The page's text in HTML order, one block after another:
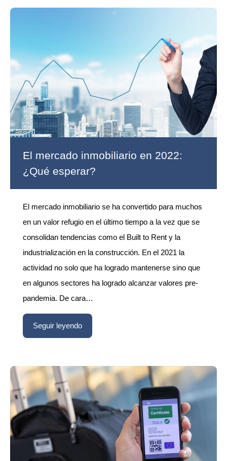
El mercado inmobiliario en 2022:
¿Qué esperar?
El mercado inmobiliario se ha convertido para muchos
en un valor refugio en el último tiempo a la vez que se
consolidan tendencias como el Built to Rent y la
industrialización en la construcción. En el 2021 la
actividad no solo que ha logrado mantenerse sino que
en algunos sectores ha logrado alcanzar valores pre-
pandemia. De cara…
Seguir leyendo